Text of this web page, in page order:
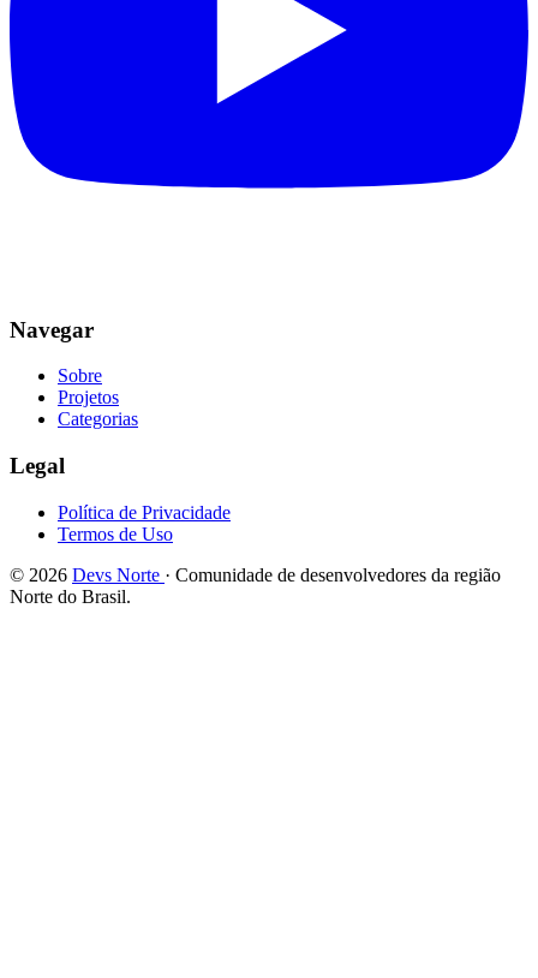
Navegar
Sobre
Projetos
Categorias
Legal
Política de Privacidade
Termos de Uso
© 2026 Devs Norte · Comunidade de desenvolvedores da região
Norte do Brasil.